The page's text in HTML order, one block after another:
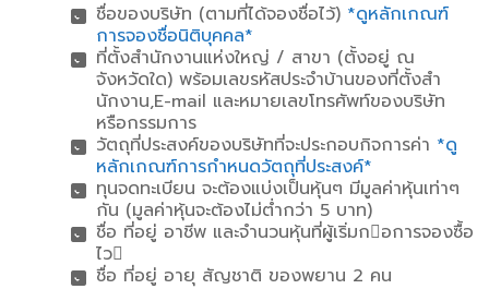
ชื่อของบริษัท (ตามที่ได้จองชื่อไว้) *ดูหลักเกณฑ์
การจองชื่อนิติบุคคล*
ที่ตั้งสํานักงานแห่งใหญ่ / สาขา (ตั้งอยู่ ณ
จังหวัดใด) พร้อมเลขรหัสประจําบ้านของที่ตั้งสํา
นักงาน,E-mail และหมายเลขโทรศัพท์ของบริษัท
หรือกรรมการ
วัตถุที่ประสงค์ของบริษัทที่จะประกอบกิจการค่า *ดู
หลักเกณฑ์การกําหนดวัตถุที่ประสงค์*
ทุนจดทะเบียน จะต้องแบ่งเป็นหุ้นๆ มีมูลค่าหุ้นเท่าๆ
กัน (มูลค่าหุ้นจะต้องไม่ต่ํากว่า 5 บาท)
ชื่อ ที่อยู่ อาชีพ และจํานวนหุ้นที่ผู้เริ่มกอการจองซื้อ
ไว
ชื่อ ที่อยู่ อายุ สัญชาติ ของพยาน 2 คน